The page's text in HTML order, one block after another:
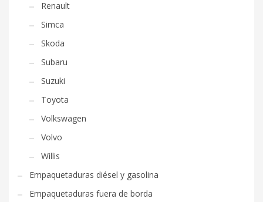
Renault
Simca
Skoda
Subaru
Suzuki
Toyota
Volkswagen
Volvo
Willis
Empaquetaduras diésel y gasolina
Empaquetaduras fuera de borda